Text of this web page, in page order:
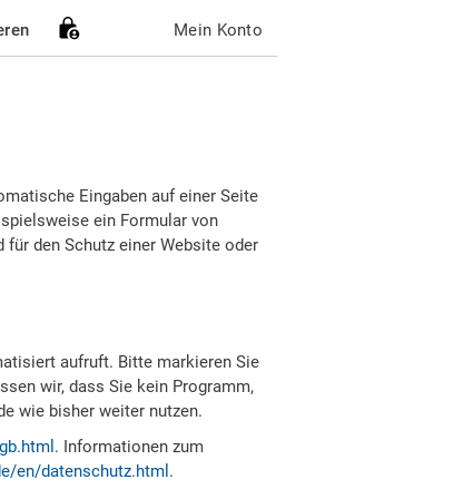
Mein Konto
Eingaben auf einer Seite
ein Formular von
den Schutz einer Website oder
aufruft. Bitte markieren Sie
wir, dass Sie kein Programm,
wie bisher weiter nutzen.
. Informationen zum
en/datenschutz.html .